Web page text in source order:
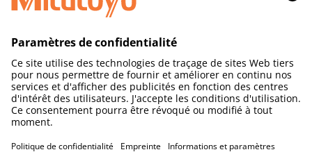
MITUTOYO France
Paris Nord 2
123 rue de la Belle Etoile
BP 59267 ROISSY EN FRANCE